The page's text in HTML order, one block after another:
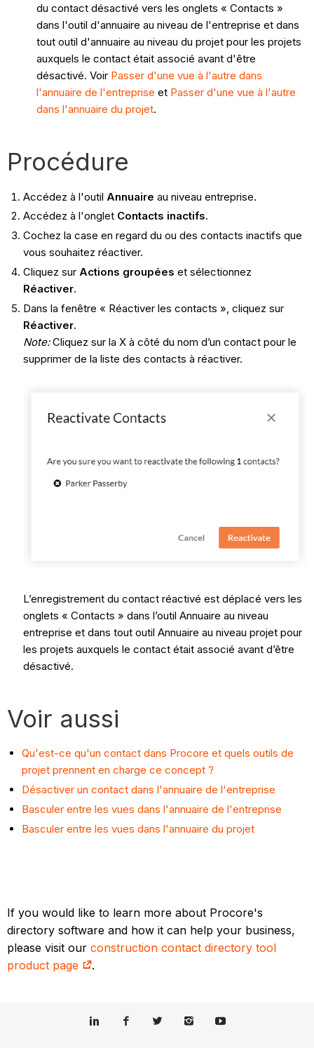
du contact désactivé vers les onglets « Contacts »
dans l'outil d'annuaire au niveau de l'entreprise et dans
tout outil d'annuaire au niveau du projet pour les projets
auxquels le contact était associé avant d'être
désactivé. Voir Passer d'une vue à l'autre dans
l'annuaire de l'entreprise et Passer d'une vue à l'autre
dans l'annuaire du projet.
Procédure
Accédez à l'outil Annuaire au niveau entreprise.
Accédez à l'onglet Contacts inactifs.
Cochez la case en regard du ou des contacts inactifs que
vous souhaitez réactiver.
Cliquez sur Actions groupées et sélectionnez
Réactiver.
Dans la fenêtre « Réactiver les contacts », cliquez sur
Réactiver.
Note:Cliquez sur la X à côté du nom d’un contact pour le
supprimer de la liste des contacts à réactiver.
L’enregistrement du contact réactivé est déplacé vers les
onglets « Contacts » dans l’outil Annuaire au niveau
entreprise et dans tout outil Annuaire au niveau projet pour
les projets auxquels le contact était associé avant d’être
désactivé.
Voir aussi
Qu'est-ce qu'un contact dans Procore et quels outils de
projet prennent en charge ce concept ?
Désactiver un contact dans l'annuaire de l'entreprise
Basculer entre les vues dans l'annuaire de l'entreprise
Basculer entre les vues dans l'annuaire du projet
If you would like to learn more about Procore's
directory software and how it can help your business,
please visit ourconstruction contact directory tool
product page
.